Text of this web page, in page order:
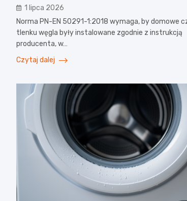
1 lipca 2026
Norma PN-EN 50291-1:2018 wymaga, by domowe
tlenku węgla były instalowane zgodnie z instrukcją
producenta, w…
Czytaj dalej